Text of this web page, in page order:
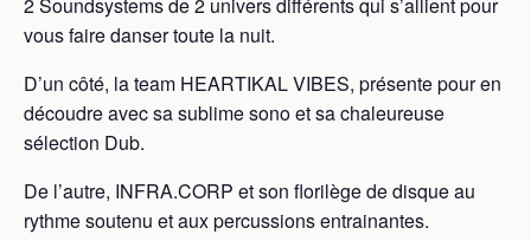
vous faire danser toute la nuit.
D’un côté, la team HEARTIKAL VIBES, présente pour en
découdre avec sa sublime sono et sa chaleureuse
sélection Dub.
De l’autre, INFRA.CORP et son florilège de disque au
rythme soutenu et aux percussions entrainantes.